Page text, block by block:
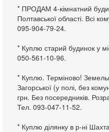
* ПРОДАМ 4-кімнатний
Полтавської області. Всі
095-904-79-24.
* Куплю старий будинок у
050-561-10-96.
* Куплю. Терміново!
Загорської (у полі, без
грн. Без посередників.
Тел. 093-047-11-52.
* Куплю ділянку в р-ні